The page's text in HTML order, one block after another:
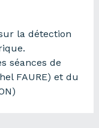
la détection
séances de
FAURE) et du